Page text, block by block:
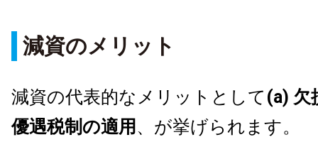
減資のメリット
減資の代表的なメリットとして (a)
優遇税制の適用 、が挙げられます。